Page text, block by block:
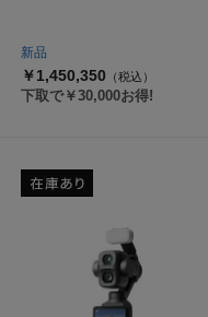
新品
￥1,450,350 （税込）
下取で￥30,000お得!